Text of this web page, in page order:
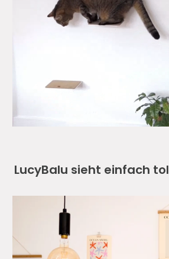
LucyBalu sieht einfach